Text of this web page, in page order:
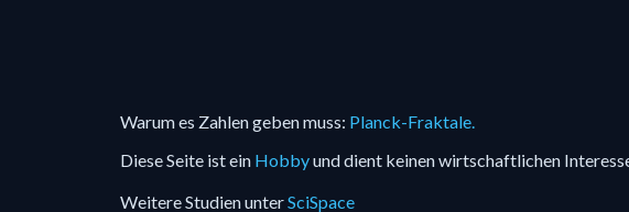
Warum es Zahlen geben muss: Planck-Fraktale.
Diese Seite ist ein Hobbyund dient keinen wirtschaftlichen
Weitere Studien unterSciSpace